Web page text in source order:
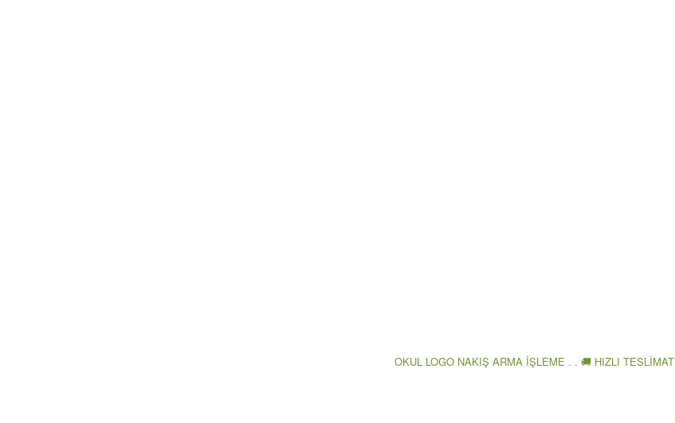
OKUL LOGO NAKIŞ ARMA İŞLEME . . 🚚 HIZLI TESLİMAT